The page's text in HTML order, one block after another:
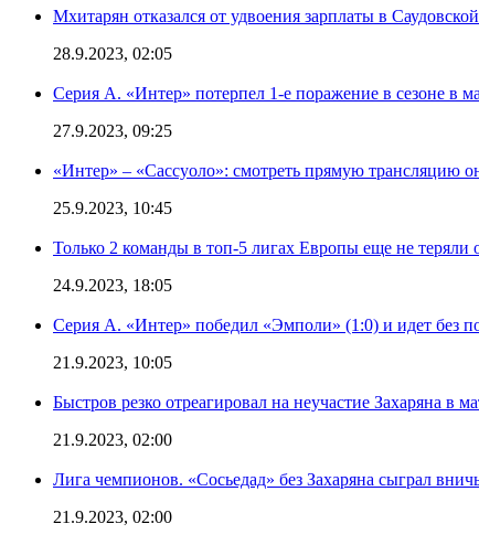
Мхитарян отказался от удвоения зарплаты в
28.9.2023, 02:05
Серия А. «Интер» потерпел 1-е поражение в сезоне в
27.9.2023, 09:25
«Интер» – «Сассуоло»: смотреть прямую трансляцию
25.9.2023, 10:45
Только 2 команды в топ-5 лигах Европы еще не теряли
24.9.2023, 18:05
Серия А. «Интер» победил «Эмполи» (1:0) и идет без
21.9.2023, 10:05
Быстров резко отреагировал на неучастие Захаряна в
21.9.2023, 02:00
Лига чемпионов. «Сосьедад» без Захаряна сыграл
21.9.2023, 02:00